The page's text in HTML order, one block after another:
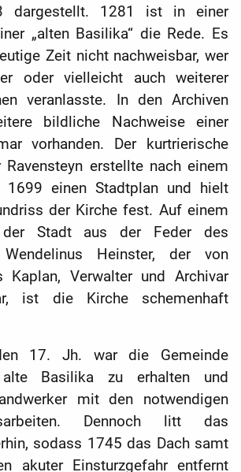
dargestellt. 1281 ist in einer
„alten Basilika“ die Rede. Es
Zeit nicht nachweisbar, wer
oder vielleicht auch weiterer
veranlasste. In den Archiven
bildliche Nachweise einer
vorhanden. Der kurtrierische
Ravensteyn erstellte nach einem
einen Stadtplan und hielt
der Kirche fest. Auf einem
der Stadt aus der Feder des
Wendelinus Heinster, der von
Kaplan, Verwalter und Archivar
ist die Kirche schemenhaft
17. Jh. war die Gemeinde
Basilika zu erhalten und
mit den notwendigen
Dennoch litt das
sodass 1745 das Dach samt
akuter Einsturzgefahr entfernt